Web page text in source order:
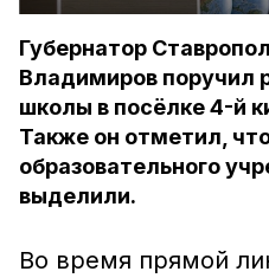
Губернатор
Владимиров поручил
школы в посёлке 4-й
Также он отметил,
образовательного
выделили.
Во время прямой